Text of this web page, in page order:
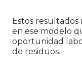
Estos resultados
en ese modelo
oportunidad
de residuos.